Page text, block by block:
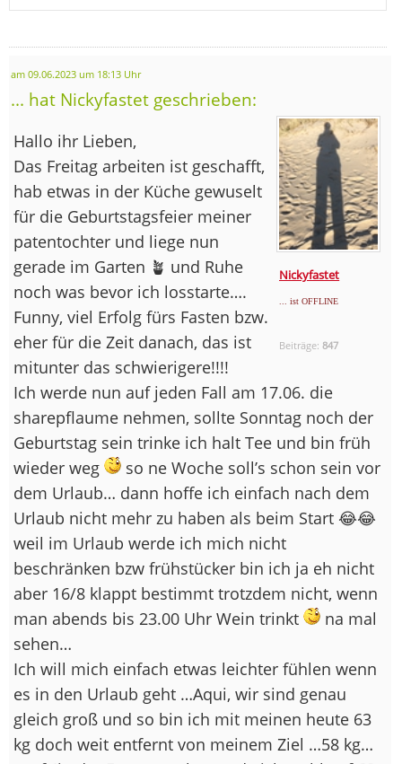
am 09.06.2023 um 18:13 Uhr
... hat Nickyfastet geschrieben:
Nickyfastet
... ist OFFLINE
Beiträge:847
Hallo ihr Lieben,
Das Freitag arbeiten ist geschafft,
hab etwas in der Küche gewuselt
für die Geburtstagsfeier meiner
patentochter und liege nun
gerade im Garten 🪴 und Ruhe
noch was bevor ich losstarte….
Funny, viel Erfolg fürs Fasten bzw.
eher für die Zeit danach, das ist
mitunter das schwierigere!!!!
Ich werde nun auf jeden Fall am 17.06. die
sharepflaume nehmen, sollte Sonntag noch der
Geburtstag sein trinke ich halt Tee und bin früh
wieder weg
so ne Woche soll’s schon sein vor
dem Urlaub… dann hoffe ich einfach nach dem
Urlaub nicht mehr zu haben als beim Start 😂😂
weil im Urlaub werde ich mich nicht
beschränken bzw frühstücker bin ich ja eh nicht
aber 16/8 klappt bestimmt trotzdem nicht, wenn
man abends bis 23.00 Uhr Wein trinkt
na mal
sehen…
Ich will mich einfach etwas leichter fühlen wenn
es in den Urlaub geht …Aqui, wir sind genau
gleich groß und so bin ich mit meinen heute 63
kg doch weit entfernt von meinem Ziel …58 kg…